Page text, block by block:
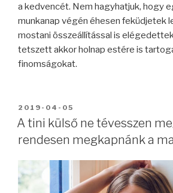
a kedvencét. Nem hagyhatjuk, hogy
munkanap végén éhesen feküdjetek
mostani összeállítással is
tetszett akkor holnap estére is
finomságokat.
BEKÜLDVE:
2019-04-05
A tini külső ne tévesszen
rendesen megkapnánk a